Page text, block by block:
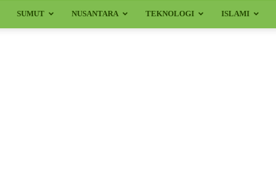
Kundur
SUMUT NUSANTARA TEKNOLOGI ISLAMI